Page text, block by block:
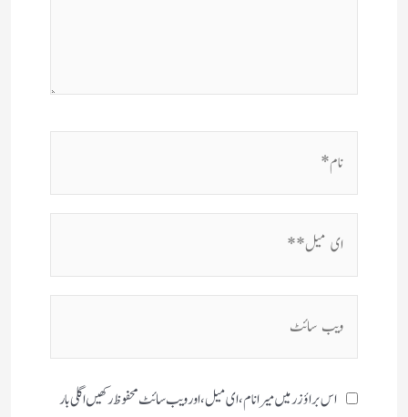
اس براؤزر میں میرا نام، ای میل، اور ویب سائٹ محفوظ رکھیں اگلی بار